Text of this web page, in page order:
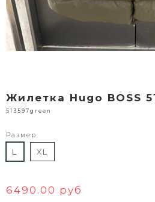
Жилетка Hugo BOSS
513597green
Размер
L XL
6490.00 руб